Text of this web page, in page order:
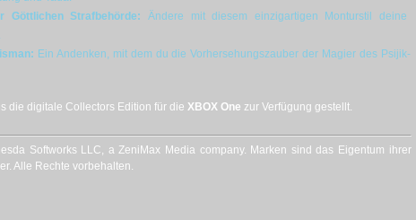
Göttlichen Strafbehörde:
Ändere mit diesem einzigartigen Monturstil deine
Ein Andenken, mit dem du die Vorhersehungszauber der Magier des Psijik-
die digitale Collectors Edition für die XBOX One zur Verfügung gestellt.
Softworks LLC, a ZeniMax Media company. Marken sind das Eigentum ihrer
Alle Rechte vorbehalten.